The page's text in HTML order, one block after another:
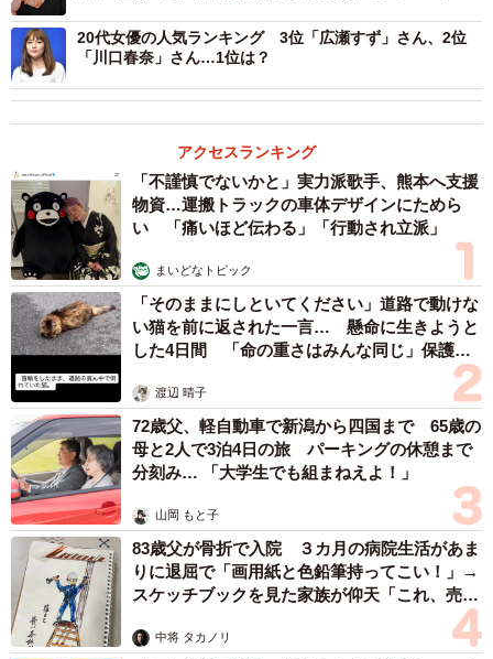
3/3
塩顔のイケメン俳優人気ランキング（提供画像）
【1位：神木隆之介】
1993年5月19日生まれの俳優です。幼少期から子役として
ドラマ・CMで活躍し、初主演映画『妖怪大戦争（2005
年）』で第29回日本アカデミー賞新人俳優賞を受賞して、
世間の注目を集めました。以降、順調にキャリアを重ね、
多数のドラマ・映画のほか、声優としても存在感を放ちな
がら現在に至ります。主な出演作品には、NHK連続テレビ
小説『らんまん（2023年）』や映画『桐島、部活やめるっ
20代女優の人気ランキング 3位「広瀬すず」さん、2位
「川口春奈」さん…1位は？
アクセスランキング
「不謹慎でないかと」実力派歌手、熊本へ支援
物資…運搬トラックの車体デザインにためら
い 「痛いほど伝わる」「行動され立派」
まいどなトピック
「そのままにしといてください」道路で動けな
い猫を前に返された一言… 懸命に生きようと
した4日間 「命の重さはみんな同じ」保護団
渡辺 晴子
72歳父、軽自動車で新潟から四国まで 65歳の
母と2人で3泊4日の旅 パーキングの休憩まで
分刻み… 「大学生でも組まねえよ！」
山岡 もと子
83歳父が骨折で入院 ３カ月の病院生活があま
りに退屈で「画用紙と色鉛筆持ってこい！」→
スケッチブックを見た家族が仰天「これ、売れ
中将 タカノリ